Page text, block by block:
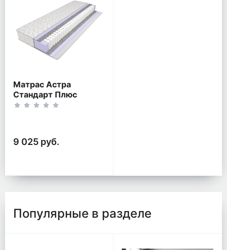
Матрас Астра
Стандарт Плюс
9 025 руб.
Популярные в разделе